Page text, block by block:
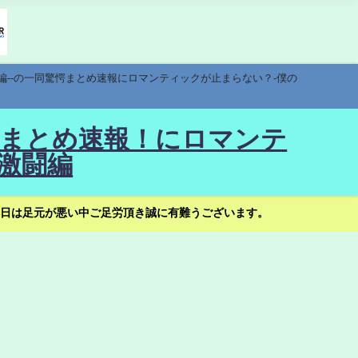
の一同驚愕まとめ速報にロマンティックが止まらない？-僕の
とめ速報！にロマンテ
闘編
足元が悪い中ご足労頂き誠に有難うございます。